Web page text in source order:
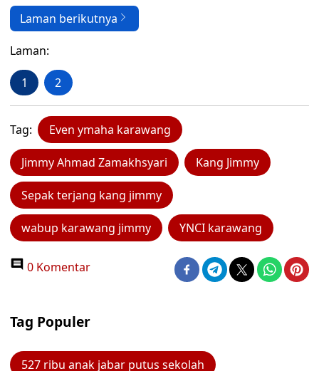
Laman berikutnya
Laman:
1 2
Tag: Even ymaha karawang
Jimmy Ahmad Zamakhsyari Kang Jimmy
Sepak terjang kang jimmy
wabup karawang jimmy YNCI karawang
0 Komentar
Tag Populer
527 ribu anak jabar putus sekolah